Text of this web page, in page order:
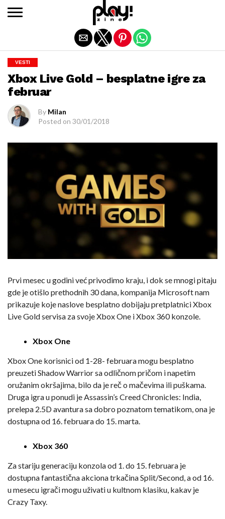
VESTI
Xbox Live Gold – besplatne igre za
februar
By Milan
Posted on 30/01/2018
Prvi mesec u godini već privodimo kraju, i dok se mnogi pitaju
gde je otišlo prethodnih 30 dana, kompanija Microsoft nam
prikazuje koje naslove besplatno dobijaju pretplatnici Xbox
Live Gold servisa za svoje Xbox One i Xbox 360 konzole.
Xbox One
Xbox One korisnici od 1-28- februara mogu besplatno
preuzeti Shadow Warrior sa odličnom pričom i napetim
oružanim okršajima, bilo da je reč o mačevima ili puškama.
Druga igra u ponudi je Assassin’s Creed Chronicles: India,
prelepa 2.5D avantura sa dobro poznatom tematikom, ona je
dostupna od 16. februara do 15. marta.
Xbox 360
Za stariju generaciju konzola od 1. do 15. februara je
dostupna fantastična akciona trkačina Split/Second, a od 16.
u mesecu igrači mogu uživati u kultnom klasiku, kakav je
Crazy Taxy.
Exit mobile version